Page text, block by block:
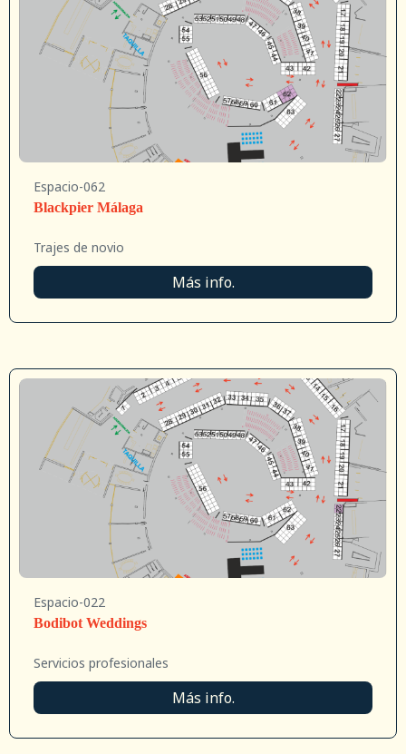
Espacio-062
Blackpier Málaga
Trajes de novio
Más info.
Espacio-022
Bodibot Weddings
Servicios profesionales
Más info.